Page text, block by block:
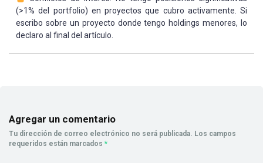
(>1% del portfolio) en proyectos que cubro activamente. Si
escribo sobre un proyecto donde tengo holdings menores, lo
declaro al final del artículo.
Agregar un comentario
Tu dirección de correo electrónico no será publicada. Los campos
requeridos están marcados *